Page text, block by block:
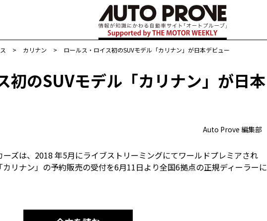
> カリナン > ロールス・ロイス初のSUVモデル「カリナン」が日本デビュー
初のSUVモデル「カリナン」が日本
Auto Prove 編集部
ズは、2018 年5月にライブストリーミングにてワールドプレミアされ
リナン」の予約販売の受付を6月11日より全国6拠点の正規ディーラーに